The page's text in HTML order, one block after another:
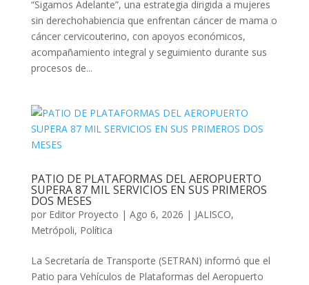
“Sigamos Adelante”, una estrategia dirigida a mujeres
sin derechohabiencia que enfrentan cáncer de mama o
cáncer cervicouterino, con apoyos económicos,
acompañamiento integral y seguimiento durante sus
procesos de...
PATIO DE PLATAFORMAS DEL AEROPUERTO
SUPERA 87 MIL SERVICIOS EN SUS PRIMEROS
DOS MESES
por Editor Proyecto | Ago 6, 2026 | JALISCO,
Metrópoli, Política
La Secretaría de Transporte (SETRAN) informó que el
Patio para Vehículos de Plataformas del Aeropuerto